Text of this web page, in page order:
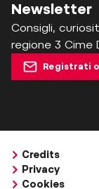
Newsletter
Consigli,
regione 3 Cime
Registrati
Credits
Privacy
Cookies